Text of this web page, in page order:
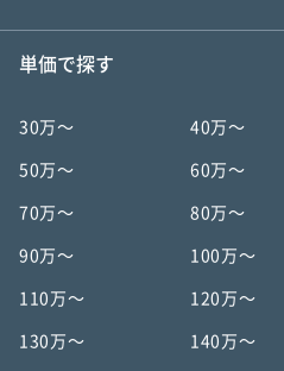
単価で探す
30万〜 40万〜
50万〜 60万〜
70万〜 80万〜
90万〜 100万〜
110万〜 120万〜
130万〜 140万〜